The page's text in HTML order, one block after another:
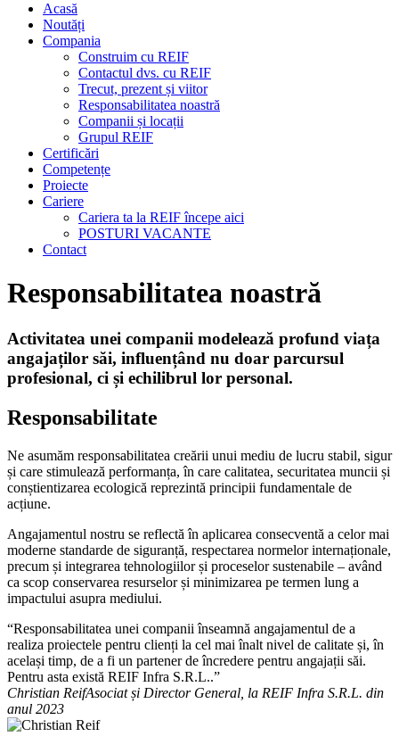
Acasă
Noutăți
Compania
Construim cu REIF
Contactul dvs. cu REIF
Trecut, prezent și viitor
Responsabilitatea noastră
Companii și locații
Grupul REIF
Certificări
Competențe
Proiecte
Cariere
Cariera ta la REIF începe aici
POSTURI VACANTE
Contact
Responsabilitatea noastră
Activitatea unei companii modelează profund viața
angajaților săi, influențând nu doar parcursul
profesional, ci și echilibrul lor personal.
Responsabilitate
Ne asumăm responsabilitatea creării unui mediu de lucru stabil, sigur
și care stimulează performanța, în care calitatea, securitatea muncii și
conștientizarea ecologică reprezintă principii fundamentale de
acțiune.
Angajamentul nostru se reflectă în aplicarea consecventă a celor mai
moderne standarde de siguranță, respectarea normelor internaționale,
precum și integrarea tehnologiilor și proceselor sustenabile – având
ca scop conservarea resurselor și minimizarea pe termen lung a
impactului asupra mediului.
“Responsabilitatea unei companii înseamnă angajamentul de a
realiza proiectele pentru clienți la cel mai înalt nivel de calitate și, în
același timp, de a fi un partener de încredere pentru angajații săi.
Pentru asta există REIF Infra S.R.L..”
Christian ReifAsociat și Director General, la REIF Infra S.R.L. din
anul 2023